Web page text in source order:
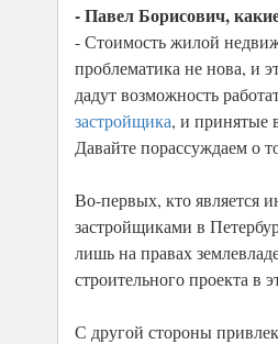
- Павел Борисович,
- Стоимость жилой
проблематика не нова, и
дадут возможность
застройщика, и принятые
Давайте порассуждаем о
Во-первых, кто является
застройщиками в
лишь на правах
строительного проекта в
С другой стороны